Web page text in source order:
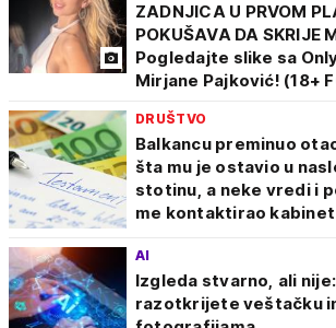
ZADNJICA U PRVOM
POKUŠAVA DA SKRIJE
Pogledajte slike sa
Mirjane Pajković! (18+
DRUŠTVO
Balkancu preminuo
šta mu je ostavio u
stotinu, a neke vredi i
me kontaktirao
AI
Izgleda stvarno, ali
razotkrijete veštačku